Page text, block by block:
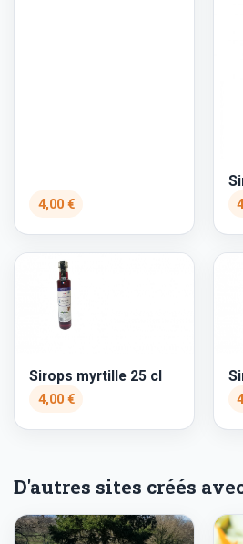
4,00 €
Sirops myrtille 25 cl
4,00 €
D'autres sites créés